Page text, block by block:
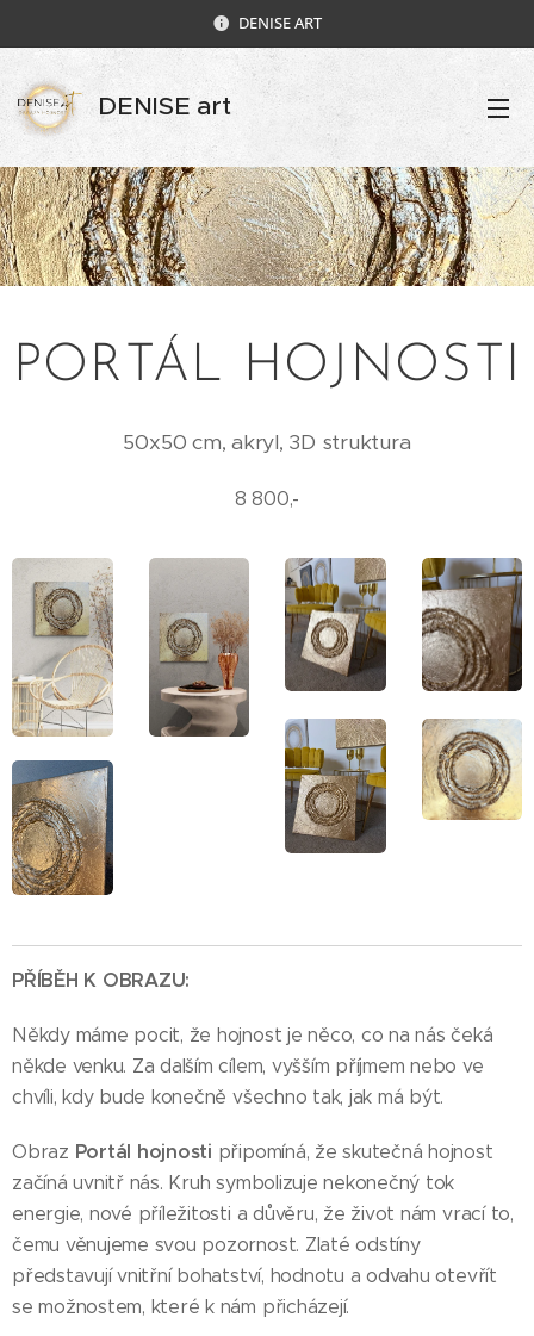
DENISE ART
DENISE art
PORTÁL HOJNOSTI
50x50 cm, akryl, 3D struktura
8 800,-
PŘÍBĚH K OBRAZU:
Někdy máme pocit, že hojnost je něco, co na nás čeká
někde venku. Za dalším cílem, vyšším příjmem nebo ve
chvíli, kdy bude konečně všechno tak, jak má být.
Obraz Portál hojnosti připomíná, že skutečná hojnost
začíná uvnitř nás. Kruh symbolizuje nekonečný tok
energie, nové příležitosti a důvěru, že život nám vrací to,
čemu věnujeme svou pozornost. Zlaté odstíny
představují vnitřní bohatství, hodnotu a odvahu otevřít
se možnostem, které k nám přicházejí.